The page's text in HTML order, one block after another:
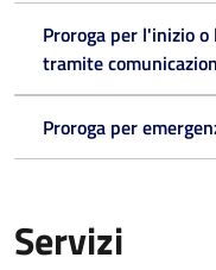
Proroga per l'inizio
tramite
Proroga per
Servizi